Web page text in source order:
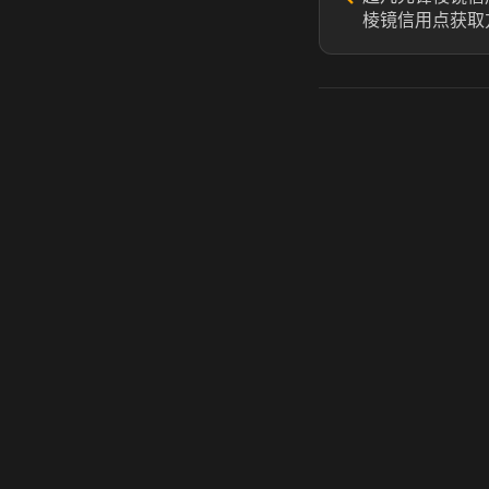
棱镜信用点获取